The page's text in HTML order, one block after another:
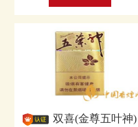
双喜(金尊五叶神)